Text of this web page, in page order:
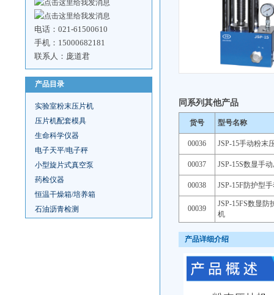
电话：021-61500610
手机：15000682181
联系人：庞道君
产品目录
实验室粉末压片机
压片机配套模具
生命科学仪器
电子天平/电子秤
小型旋片式真空泵
药检仪器
恒温干燥箱/培养箱
石油沥青检测
同系列其他产品
货号 型号名称
00036 JSP-15手动粉末
00037 JSP-15S数显手
00038 JSP-15F防护型
00039
JSP-15FS数显防
机
产品详细介绍